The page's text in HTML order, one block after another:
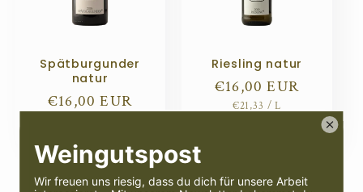
Spätburgunder
natur
Normaler
€16,00 EUR
Riesling natur
Normaler
Preis
€16,00 EUR
STÜCKPREIS
€21,33 / PRO
L